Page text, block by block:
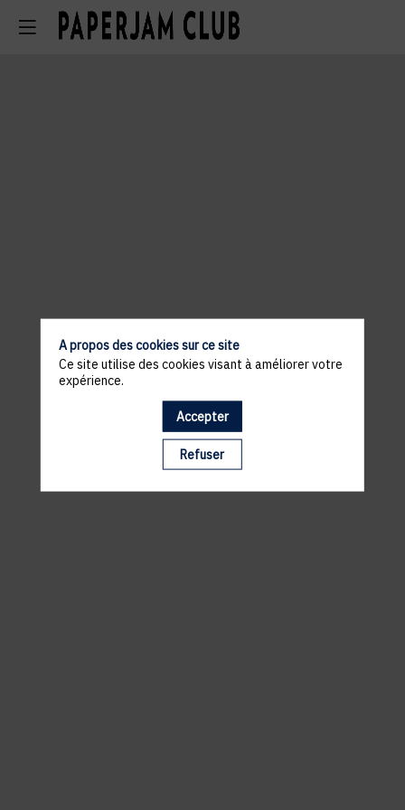
Il manque du contenu : rafraichissez votre navigateur
A propos des cookies sur ce site
Ce site utilise des cookies visant à améliorer votre
expérience.
Accepter
Refuser